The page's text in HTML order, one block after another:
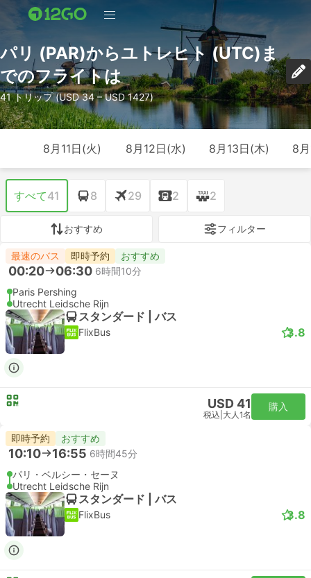
パリ (PAR)からユトレヒト (UTC)ま
でのフライトは
41 トリップ (USD 34 – USD 1427)
8月11日(火) 8月12日(水) 8月13日(木) 8
すべて41 8 29 2 2
おすすめ フィルター
最速のバス 即時予約 おすすめ
00:20 06:30 6時間10分
Paris Pershing
Utrecht Leidsche Rijn
スタンダード | バス
FlixBus 3.8
USD 41
税込 大人1名
購入
即時予約 おすすめ
10:10 16:55 6時間45分
パリ・ベルシー・セーヌ
Utrecht Leidsche Rijn
スタンダード | バス
FlixBus 3.8